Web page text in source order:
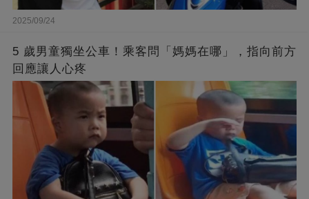
2025/09/24
5 歲男童獨坐公車！乘客問「媽媽在哪」，指向前方
回應讓人心疼